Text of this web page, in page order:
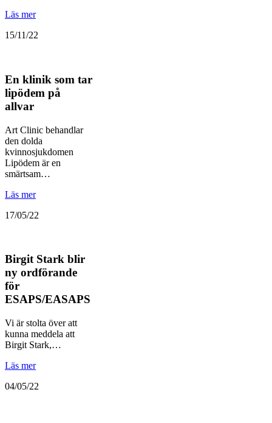
Läs mer
15/11/22
En klinik som tar
lipödem på
allvar
Art Clinic behandlar
den dolda
kvinnosjukdomen
Lipödem är en
smärtsam…
Läs mer
17/05/22
Birgit Stark blir
ny ordförande
för
ESAPS/EASAPS
Vi är stolta över att
kunna meddela att
Birgit Stark,…
Läs mer
04/05/22